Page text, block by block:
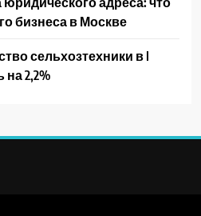
бизнеса в Москве
сельхозтехники в I
2,2%